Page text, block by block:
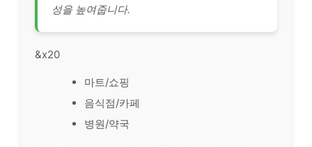
성을 높여줍니다.
&x20
마트/쇼핑
음식점/카페
병원/약국